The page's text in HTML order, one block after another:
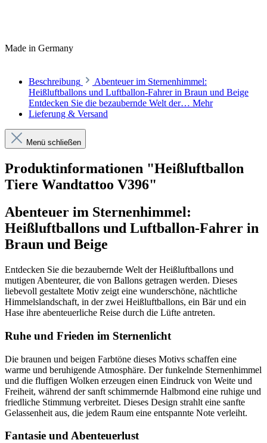
Made in Germany
Beschreibung
Abenteuer im Sternenhimmel:
Heißluftballons und Luftballon-Fahrer in Braun und Beige
Entdecken Sie die bezaubernde Welt der… Mehr
Lieferung & Versand
Menü schließen
Produktinformationen "Heißluftballon
Tiere Wandtattoo V396"
Abenteuer im Sternenhimmel:
Heißluftballons und Luftballon-Fahrer in
Braun und Beige
Entdecken Sie die bezaubernde Welt der Heißluftballons und
mutigen Abenteurer, die von Ballons getragen werden. Dieses
liebevoll gestaltete Motiv zeigt eine wunderschöne, nächtliche
Himmelslandschaft, in der zwei Heißluftballons, ein Bär und ein
Hase ihre abenteuerliche Reise durch die Lüfte antreten.
Ruhe und Frieden im Sternenlicht
Die braunen und beigen Farbtöne dieses Motivs schaffen eine
warme und beruhigende Atmosphäre. Der funkelnde Sternenhimmel
und die fluffigen Wolken erzeugen einen Eindruck von Weite und
Freiheit, während der sanft schimmernde Halbmond eine ruhige und
friedliche Stimmung verbreitet. Dieses Design strahlt eine sanfte
Gelassenheit aus, die jedem Raum eine entspannte Note verleiht.
Fantasie und Abenteuerlust